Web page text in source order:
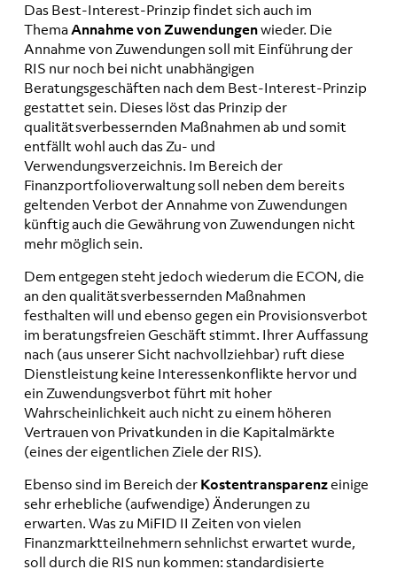
Das Best-Interest-Prinzip findet sich auch im
ThemaAnnahme von Zuwendungenwieder. Die
Annahme von Zuwendungen soll mit Einführung der
RIS nur noch bei nicht unabhängigen
Beratungsgeschäften nach dem Best-Interest-Prinzip
gestattet sein. Dieses löst das Prinzip der
qualitätsverbessernden Maßnahmen ab und somit
entfällt wohl auch das Zu- und
Verwendungsverzeichnis. Im Bereich der
Finanzportfolioverwaltung soll neben dem bereits
geltenden Verbot der Annahme von Zuwendungen
künftig auch die Gewährung von Zuwendungen nicht
mehr möglich sein.
Dem entgegen steht jedoch wiederum die ECON, die
an den qualitätsverbessernden Maßnahmen
festhalten will und ebenso gegen ein Provisionsverbot
im beratungsfreien Geschäft stimmt. Ihrer Auffassung
nach (aus unserer Sicht nachvollziehbar) ruft diese
Dienstleistung keine Interessenkonflikte hervor und
ein Zuwendungsverbot führt mit hoher
Wahrscheinlichkeit auch nicht zu einem höheren
Vertrauen von Privatkunden in die Kapitalmärkte
(eines der eigentlichen Ziele der RIS).
Ebenso sind im Bereich der Kostentransparenzeinige
sehr erhebliche (aufwendige) Änderungen zu
erwarten. Was zu MiFID II Zeiten von vielen
Finanzmarktteilnehmern sehnlichst erwartet wurde,
soll durch die RIS nun kommen: standardisierte